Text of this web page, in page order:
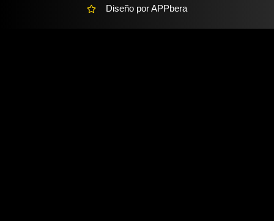
Diseño por APPbera